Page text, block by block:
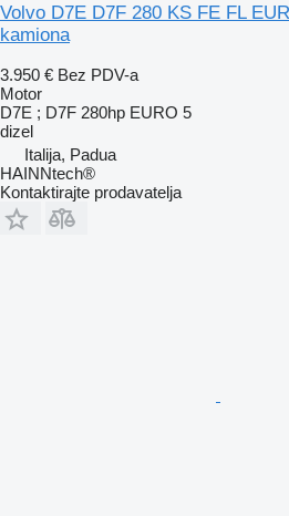
Volvo D7E D7F 280 KS FE FL
kamiona
3.950 € Bez PDV-a
Motor
D7E ; D7F 280hp EURO 5
dizel
Italija, Padua
HAINNtech®
Kontaktirajte prodavatelja